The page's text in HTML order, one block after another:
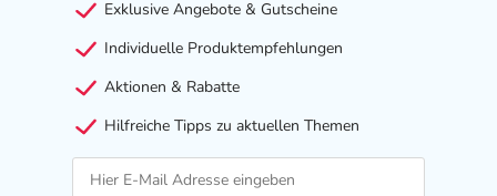
Exklusive Angebote & Gutscheine
Individuelle Produktempfehlungen
Aktionen & Rabatte
Hilfreiche Tipps zu aktuellen Themen